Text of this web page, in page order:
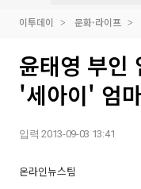
이투데이 문화·라이프
윤태영 부인
'세아이' 엄
입력 2013-09-03 13:41
온라인뉴스팀